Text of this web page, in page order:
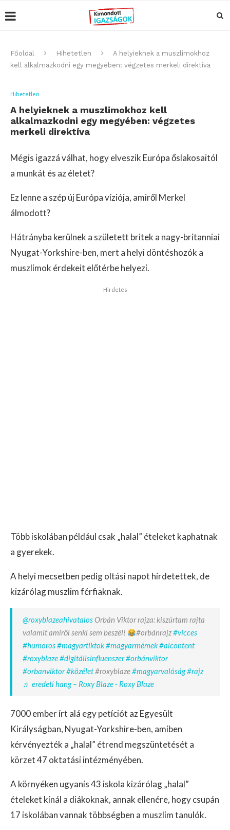
Főoldal Hihetetlen
A helyieknek a muszlimokhoz
kell alkalmazkodni egy megyében: végzetes merkeli direktíva
Hihetetlen
A helyieknek a muszlimokhoz kell
alkalmazkodni egy megyében: végzetes
merkeli direktíva
Mégis igazzá válhat, hogy elveszik Európa őslakosaitól
a munkát és az életet?
Ez lenne a szép új Európa víziója, amiről Merkel
álmodott?
Hátrányba kerülnek a született britek a nagy-britanniai
Nyugat-Yorkshire-ben, mert a helyi döntéshozók a
muszlimok érdekeit előtérbe helyezi.
Hirdetés
Több iskolában például csak „halal” ételeket kaphatnak
a gyerekek.
A helyi mecsetben pedig oltási napot hirdetettek, de
kizárólag muszlim férfiaknak.
@roxyblazeahivatalosOrbán Viktor rajza: kiszúrtam rajta
valamit amiről senki sem beszél!
#orbánrajz#vicces
#humoros#magyartiktok#magyarmémek#aicontent
#roxyblaze#digitálisinfluenszer#orbánviktor
#orbanviktor#közélet#roxyblaze#magyarvalóság#rajz
♬ eredeti hang – Roxy Blaze - Roxy Blaze
7000 ember írt alá egy petíciót az Egyesült
Királyságban, Nyugat-Yorkshire-ben, amiben
kérvényezték a „halal” étrend megszüntetését a
körzet 47 oktatási intézményében.
A környéken ugyanis 43 iskola kizárólag „halal”
ételeket kínál a diákoknak, annak ellenére, hogy csupán
17 iskolában vannak többségben a muszlim tanulók.